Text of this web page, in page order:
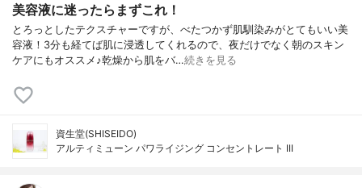
美容液に迷ったらまずこれ！
とろっとしたテクスチャーですが、べたつかず肌馴染みがとてもいい美
容液！3分も経てば肌に浸透してくれるので、夜だけでなく朝のスキン
ケアにもオススメ♪乾燥から肌をバ…続きを見る
資生堂(SHISEIDO)
アルティミューン パワライジング コンセントレート III